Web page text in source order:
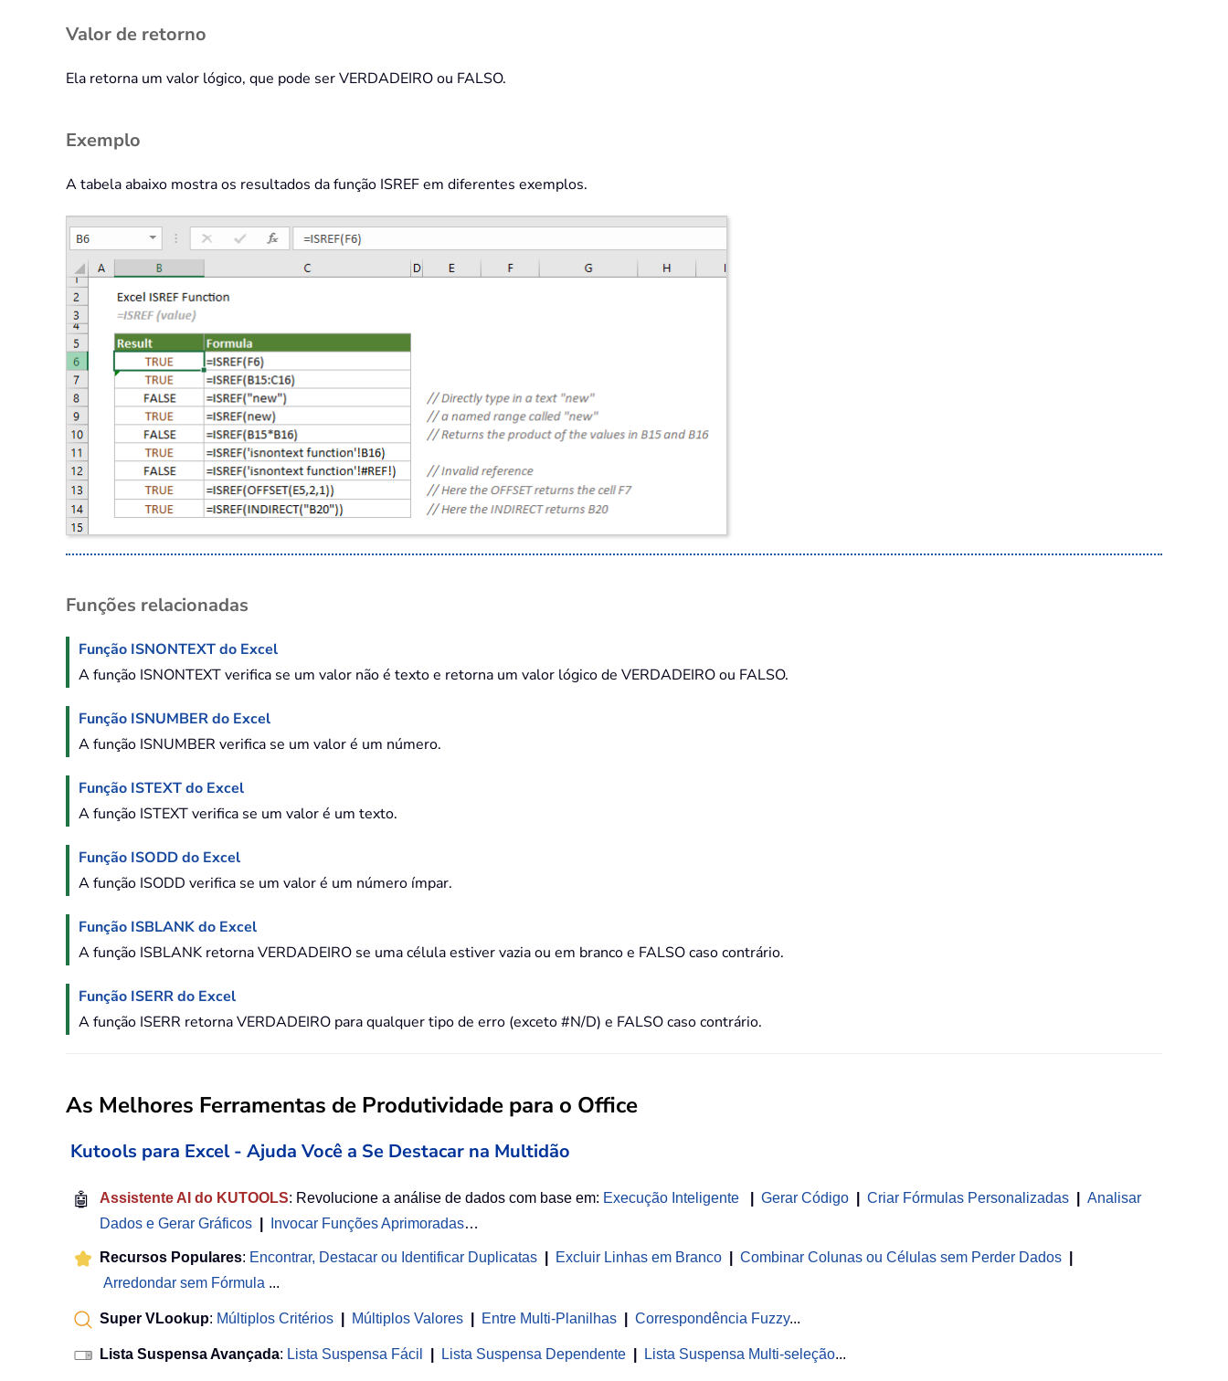
Valor de retorno
Ela retorna um valor lógico, que pode ser VERDADEIRO ou FALSO.
Exemplo
A tabela abaixo mostra os resultados da função ISREF em diferentes exemplos.
Funções relacionadas
Função ISNONTEXT do Excel
A função ISNONTEXT verifica se um valor não é texto e retorna um valor lógico de VERDADEIRO ou FALSO.
Função ISNUMBER do Excel
A função ISNUMBER verifica se um valor é um número.
Função ISTEXT do Excel
A função ISTEXT verifica se um valor é um texto.
Função ISODD do Excel
A função ISODD verifica se um valor é um número ímpar.
Função ISBLANK do Excel
A função ISBLANK retorna VERDADEIRO se uma célula estiver vazia ou em branco e FALSO caso contrário.
Função ISERR do Excel
A função ISERR retorna VERDADEIRO para qualquer tipo de erro (exceto #N/D) e FALSO caso contrário.
As Melhores Ferramentas de Produtividade para o Office
Kutools para Excel - Ajuda Você a Se Destacar na Multidão
🤖 Assistente AI do KUTOOLS: Revolucione a análise de dados com base em: Execução Inteligente Gerar Código Criar Fórmulas Personalizadas
Analisar
Dados e Gerar Gráficos
Invocar Funções Aprimoradas…
Recursos Populares: Encontrar, Destacar ou Identificar Duplicatas Excluir Linhas em Branco Combinar Colunas ou Células sem Perder Dados
Arredondar sem Fórmula ...
Super VLookup: Múltiplos Critérios Múltiplos Valores Entre Multi-Planilhas Correspondência Fuzzy...
Lista Suspensa Avançada: Lista Suspensa Fácil Lista Suspensa Dependente Lista Suspensa Multi-seleção...